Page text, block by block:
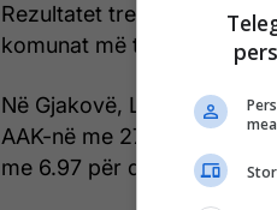
Rezultatet tregojnë se LVV
komunat më të mëdha të
Në Gjakovë, LVV ka fituar
AAK-në me 27.49 për
me 6.97 për qind.